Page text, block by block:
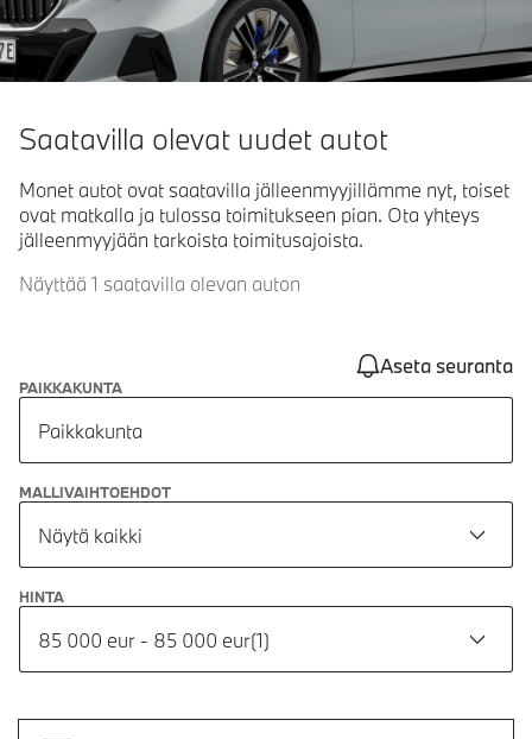
Saatavilla olevat uudet autot
Monet autot ovat saatavilla jälleenmyyjillämme nyt, toiset
ovat matkalla ja tulossa toimitukseen pian. Ota yhteys
jälleenmyyjään tarkoista toimitusajoista.
Näyttää 1 saatavilla olevan auton
Aseta seuranta
PAIKKAKUNTA
Paikkakunta
MALLIVAIHTOEHDOT
Näytä kaikki
HINTA
85 000 eur - 85 000 eur(1)